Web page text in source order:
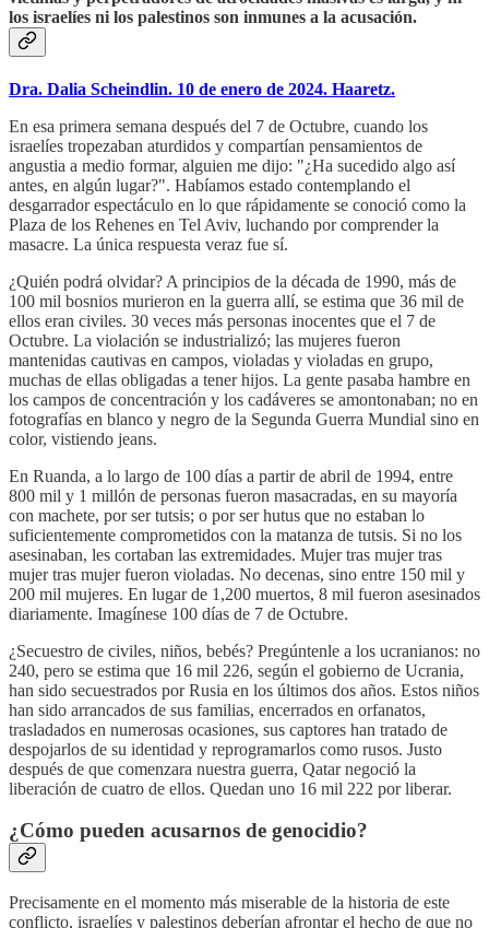
los israelíes ni los palestinos son inmunes a la acusación.
Dra. Dalia Scheindlin. 10 de enero de 2024. Haaretz.
En esa primera semana después del 7 de Octubre, cuando los
israelíes tropezaban aturdidos y compartían pensamientos de
angustia a medio formar, alguien me dijo: "¿Ha sucedido algo así
antes, en algún lugar?". Habíamos estado contemplando el
desgarrador espectáculo en lo que rápidamente se conoció como la
Plaza de los Rehenes en Tel Aviv, luchando por comprender la
masacre. La única respuesta veraz fue sí.
¿Quién podrá olvidar? A principios de la década de 1990, más de
100 mil bosnios murieron en la guerra allí, se estima que 36 mil de
ellos eran civiles. 30 veces más personas inocentes que el 7 de
Octubre. La violación se industrializó; las mujeres fueron
mantenidas cautivas en campos, violadas y violadas en grupo,
muchas de ellas obligadas a tener hijos. La gente pasaba hambre en
los campos de concentración y los cadáveres se amontonaban; no en
fotografías en blanco y negro de la Segunda Guerra Mundial sino en
color, vistiendo jeans.
En Ruanda, a lo largo de 100 días a partir de abril de 1994, entre
800 mil y 1 millón de personas fueron masacradas, en su mayoría
con machete, por ser tutsis; o por ser hutus que no estaban lo
suficientemente comprometidos con la matanza de tutsis. Si no los
asesinaban, les cortaban las extremidades. Mujer tras mujer tras
mujer tras mujer fueron violadas. No decenas, sino entre 150 mil y
200 mil mujeres. En lugar de 1,200 muertos, 8 mil fueron asesinados
diariamente. Imagínese 100 días de 7 de Octubre.
¿Secuestro de civiles, niños, bebés? Pregúntenle a los ucranianos: no
240, pero se estima que 16 mil 226, según el gobierno de Ucrania,
han sido secuestrados por Rusia en los últimos dos años. Estos niños
han sido arrancados de sus familias, encerrados en orfanatos,
trasladados en numerosas ocasiones, sus captores han tratado de
despojarlos de su identidad y reprogramarlos como rusos. Justo
después de que comenzara nuestra guerra, Qatar negoció la
liberación de cuatro de ellos. Quedan uno 16 mil 222 por liberar.
¿Cómo pueden acusarnos de genocidio?
Precisamente en el momento más miserable de la historia de este
conflicto, israelíes y palestinos deberían afrontar el hecho de que no